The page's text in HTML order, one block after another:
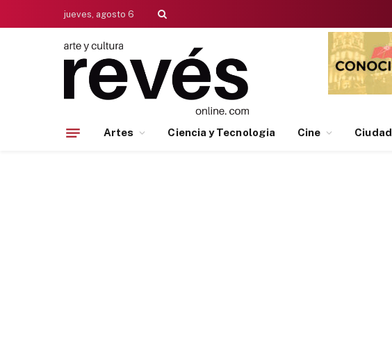
jueves, agosto 6
Artes Ciencia y Tecnologia Cine Ciudad